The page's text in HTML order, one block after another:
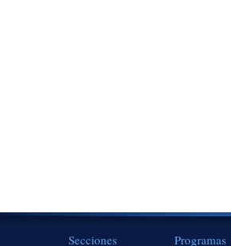
Secciones Programas